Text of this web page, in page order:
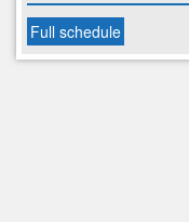
Full schedule